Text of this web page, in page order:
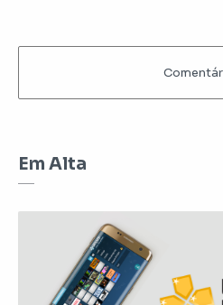
Em Alta